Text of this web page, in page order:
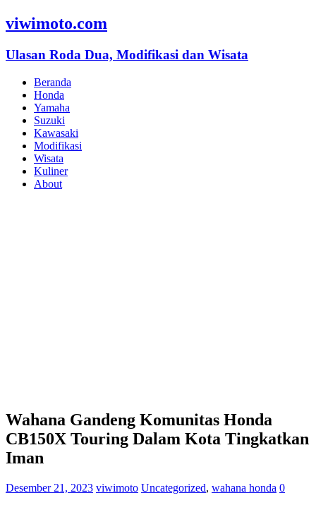
viwimoto.com
Ulasan Roda Dua, Modifikasi dan Wisata
Beranda
Honda
Yamaha
Suzuki
Kawasaki
Modifikasi
Wisata
Kuliner
About
Wahana Gandeng Komunitas Honda
CB150X Touring Dalam Kota Tingkatkan
Iman
Desember 21, 2023 viwimoto Uncategorized, wahana honda 0